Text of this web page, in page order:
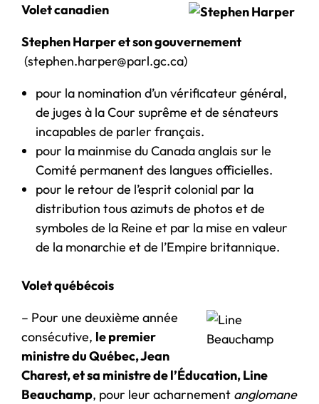
Volet canadien
Stephen Harper et son gouvernement
(stephen.harper@parl.gc.ca)
pour la nomination d’un vérificateur général,
de juges à la Cour suprême et de sénateurs
incapables de parler français.
pour la mainmise du Canada anglais sur le
Comité permanent des langues officielles.
pour le retour de l’esprit colonial par la
distribution tous azimuts de photos et de
symboles de la Reine et par la mise en valeur
de la monarchie et de l’Empire britannique.
Volet québécois
– Pour une deuxième année
consécutive, le premier
ministre du Québec, Jean
Charest, et sa ministre de l’Éducation, Line
Beauchamp, pour leur acharnement anglomane